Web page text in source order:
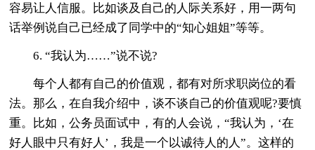
容易让人信服。比如谈及自己的人际关系好，用一两句
话举例说自己已经成了同学中的“知心姐姐”等等。
6. “我认为……”说不说?
每个人都有自己的价值观，都有对所求职岗位的看
法。那么，在自我介绍中，谈不谈自己的价值观呢?要慎
重。比如，公务员面试中，有的人会说，“我认为，‘在
好人眼中只有好人’，我是一个以诚待人的人”。这样的